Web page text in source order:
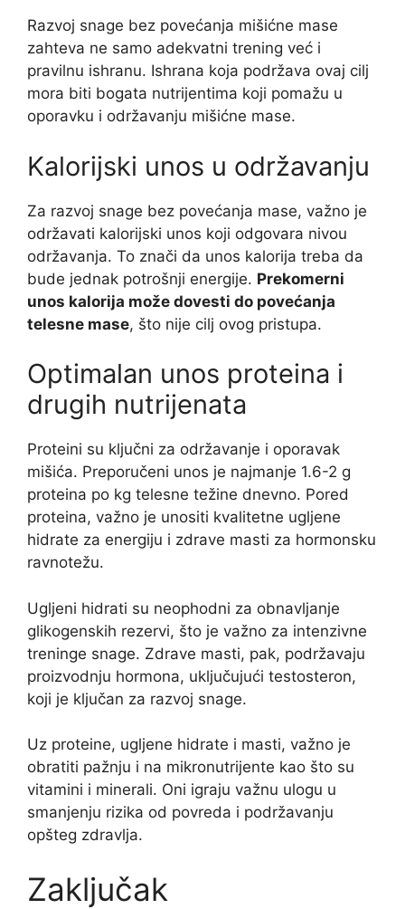
Razvoj snage bez povećanja mišićne mase
zahteva ne samo adekvatni trening već i
pravilnu ishranu. Ishrana koja podržava ovaj cilj
mora biti bogata nutrijentima koji pomažu u
oporavku i održavanju mišićne mase.
Kalorijski unos u održavanju
Za razvoj snage bez povećanja mase, važno je
održavati kalorijski unos koji odgovara nivou
održavanja. To znači da unos kalorija treba da
bude jednak potrošnji energije. Prekomerni
unos kalorija može dovesti do povećanja
telesne mase, što nije cilj ovog pristupa.
Optimalan unos proteina i
drugih nutrijenata
Proteini su ključni za održavanje i oporavak
mišića. Preporučeni unos je najmanje 1.6-2 g
proteina po kg telesne težine dnevno. Pored
proteina, važno je unositi kvalitetne ugljene
hidrate za energiju i zdrave masti za hormonsku
ravnotežu.
Ugljeni hidrati su neophodni za obnavljanje
glikogenskih rezervi, što je važno za intenzivne
treninge snage. Zdrave masti, pak, podržavaju
proizvodnju hormona, uključujući testosteron,
koji je ključan za razvoj snage.
Uz proteine, ugljene hidrate i masti, važno je
obratiti pažnju i na mikronutrijente kao što su
vitamini i minerali. Oni igraju važnu ulogu u
smanjenju rizika od povreda i podržavanju
opšteg zdravlja.
Zaključak